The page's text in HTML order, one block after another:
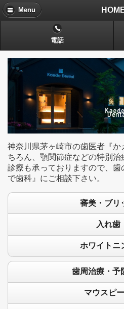
Menu
電話
神奈川県茅ヶ崎市の歯医者『
ちろん、顎関節症などの特別
診療も承っておりますので、歯
で歯科』にご相談下さい。
審美・ブリ
入れ歯
ホワイトニ
歯周治療・予
マウスピ